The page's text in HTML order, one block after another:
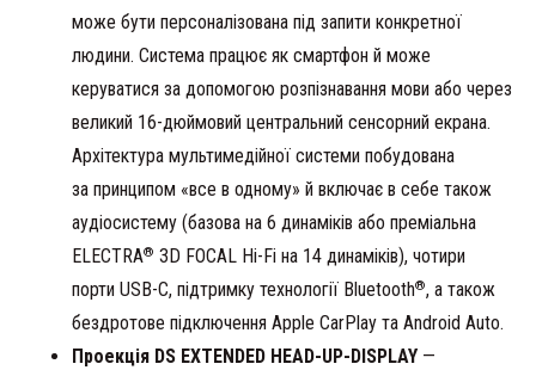
може бути персоналізована під запити конкретної
людини. Система працює як смартфон й може
керуватися за допомогою розпізнавання мови або через
великий 16-дюймовий центральний сенсорний екрана.
Архітектура мультимедійної системи побудована
за принципом «все в одному» й включає в себе також
аудіосистему (базова на 6 динаміків або преміальна
ELECTRA® 3D FOCAL Hi-Fi на 14 динаміків), чотири
порти USB-C, підтримку технології Bluetooth®, а також
бездротове підключення Apple CarPlay та Android Auto.
Проекція DS EXTENDED HEAD-UP-DISPLAY —